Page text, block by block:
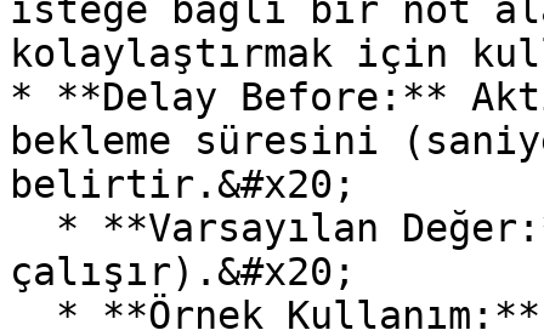
isteğe bağlı bir not
kolaylaştırmak için
* **Delay Before:**
bekleme süresini
belirtir.&#x20;
çalışır).&#x20;